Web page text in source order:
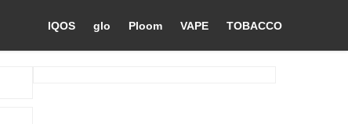
IQOS glo Ploom VAPE TOBACCO